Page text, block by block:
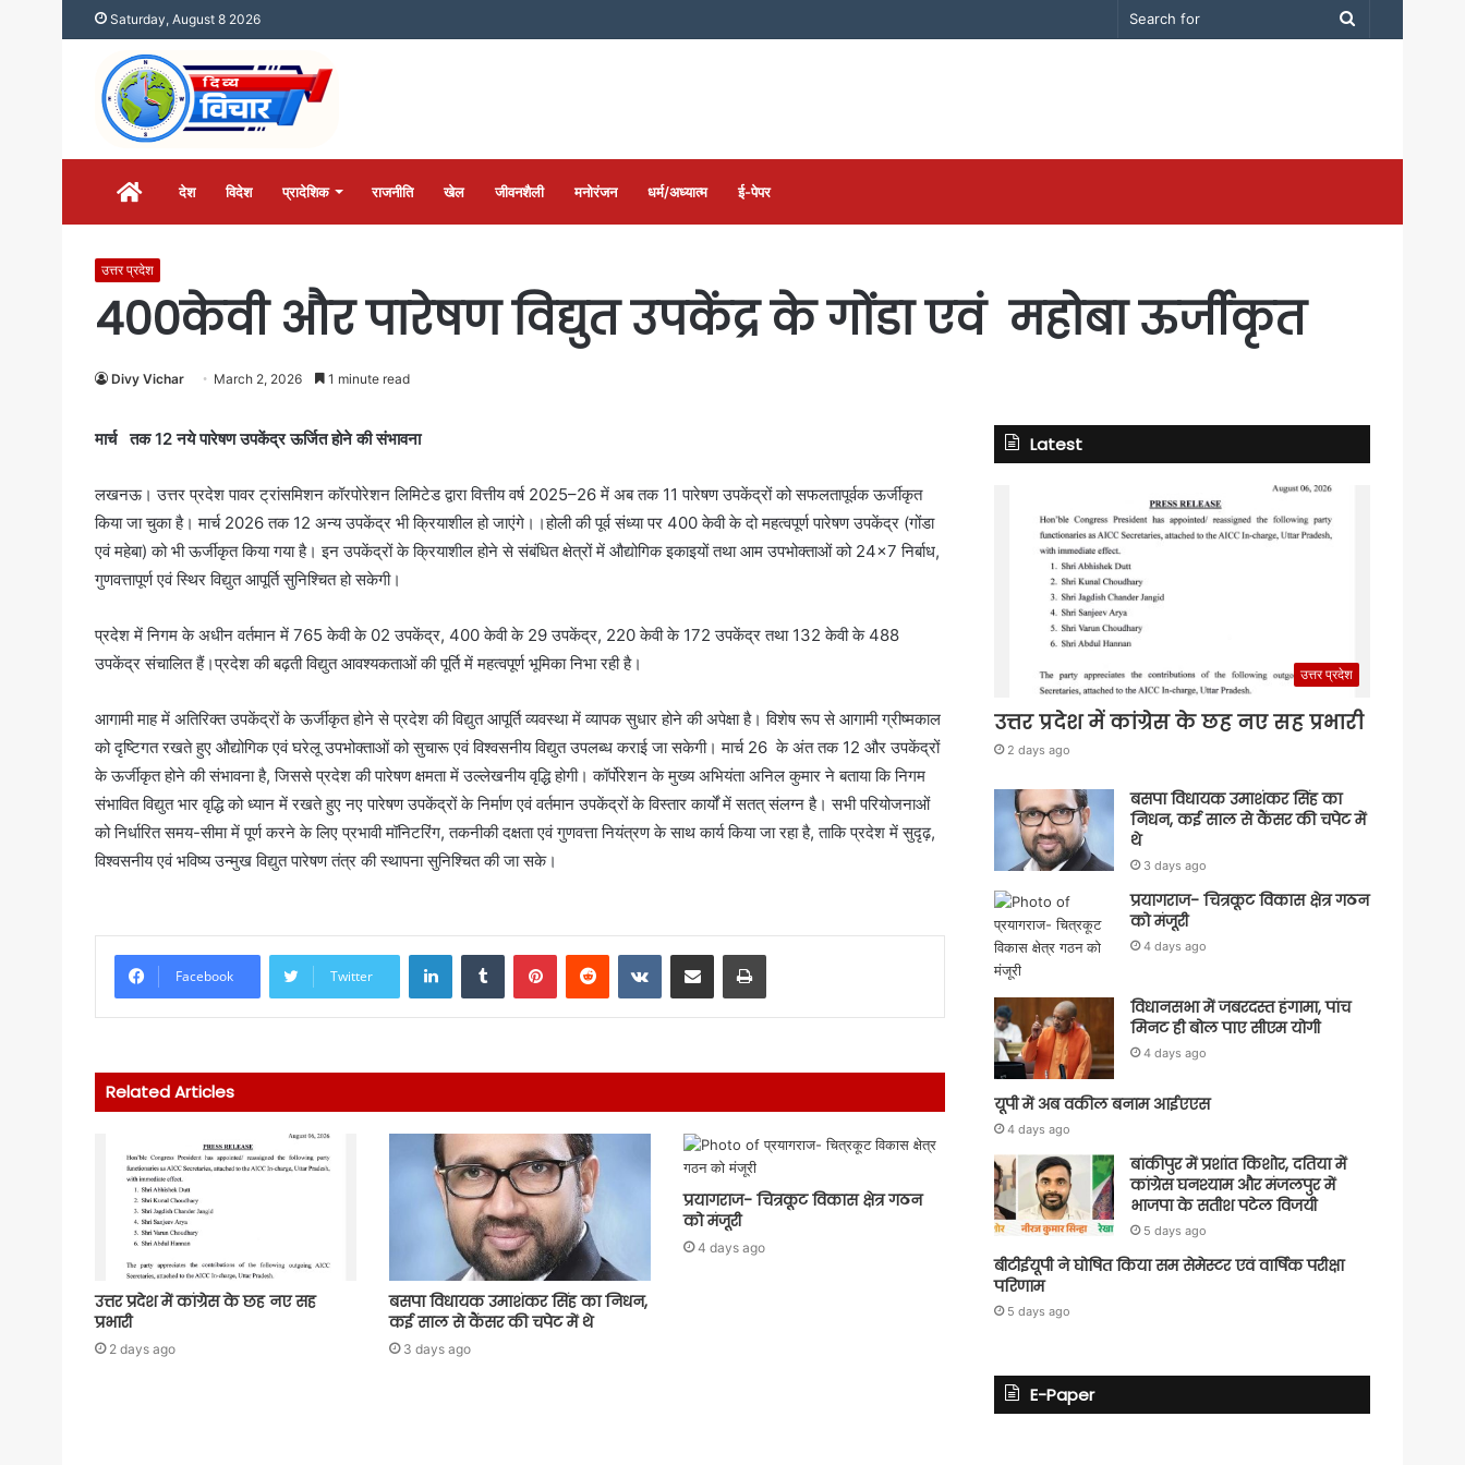
Saturday, August 8 2026
Search
होम देश विदेश प्रादेशिक राजनीति खेल जीवनशैली मनोरंजन धर्म/अध्यात्म ई-पेपर
उत्तर प्रदेश
400केवी और पारेषण विद्युत उपकेंद्र के गोंडा एवं महोबा ऊर्जीकृत
Divy Vichar March 2, 2026 1 minute read
मार्च तक 12 नये पारेषण उपकेंद्र ऊर्जित होने की संभावना
लखनऊ। उत्तर प्रदेश पावर ट्रांसमिशन कॉरपोरेशन लिमिटेड द्वारा वित्तीय वर्ष 2025–26 में अब तक 11 पारेषण उपकेंद्रों को सफलतापूर्वक ऊर्जीकृत
किया जा चुका है। मार्च 2026 तक 12 अन्य उपकेंद्र भी क्रियाशील हो जाएंगे।।होली की पूर्व संध्या पर 400 केवी के दो महत्वपूर्ण पारेषण उपकेंद्र (गोंडा
एवं महेबा) को भी ऊर्जीकृत किया गया है। इन उपकेंद्रों के क्रियाशील होने से संबंधित क्षेत्रों में औद्योगिक इकाइयों तथा आम उपभोक्ताओं को 24×7 निर्बाध,
गुणवत्तापूर्ण एवं स्थिर विद्युत आपूर्ति सुनिश्चित हो सकेगी।
प्रदेश में निगम के अधीन वर्तमान में 765 केवी के 02 उपकेंद्र, 400 केवी के 29 उपकेंद्र, 220 केवी के 172 उपकेंद्र तथा 132 केवी के 488
उपकेंद्र संचालित हैं।प्रदेश की बढ़ती विद्युत आवश्यकताओं की पूर्ति में महत्वपूर्ण भूमिका निभा रही है।
आगामी माह में अतिरिक्त उपकेंद्रों के ऊर्जीकृत होने से प्रदेश की विद्युत आपूर्ति व्यवस्था में व्यापक सुधार होने की अपेक्षा है। विशेष रूप से आगामी ग्रीष्मकाल
को दृष्टिगत रखते हुए औद्योगिक एवं घरेलू उपभोक्ताओं को सुचारू एवं विश्वसनीय विद्युत उपलब्ध कराई जा सकेगी। मार्च 26 के अंत तक 12 और उपकेंद्रों
के ऊर्जीकृत होने की संभावना है, जिससे प्रदेश की पारेषण क्षमता में उल्लेखनीय वृद्धि होगी। कॉर्पोरेशन के मुख्य अभियंता अनिल कुमार ने बताया कि निगम
संभावित विद्युत भार वृद्धि को ध्यान में रखते हुए नए पारेषण उपकेंद्रों के निर्माण एवं वर्तमान उपकेंद्रों के विस्तार कार्यों में सतत् संलग्न है। सभी परियोजनाओं
को निर्धारित समय-सीमा में पूर्ण करने के लिए प्रभावी मॉनिटरिंग, तकनीकी दक्षता एवं गुणवत्ता नियंत्रण के साथ कार्य किया जा रहा है, ताकि प्रदेश में सुदृढ़,
विश्वसनीय एवं भविष्य उन्मुख विद्युत पारेषण तंत्र की स्थापना सुनिश्चित की जा सके।
Facebook Twitter
LinkedInTumblr PinterestReddit VKontakteShare via Email Print
Related Articles
उत्तर प्रदेश में कांग्रेस के छह नए सह
प्रभारी
2 days ago
बसपा विधायक उमाशंकर सिंह का निधन,
कई साल से कैंसर की चपेट में थे
3 days ago
प्रयागराज- चित्रकूट विकास क्षेत्र गठन
को मंजूरी
4 days ago
Latest
उत्तर प्रदेश
उत्तर प्रदेश में कांग्रेस के छह नए सह प्रभारी
2 days ago
बसपा विधायक उमाशंकर सिंह का
निधन, कई साल से कैंसर की चपेट में
थे
3 days ago
प्रयागराज- चित्रकूट विकास क्षेत्र गठन
को मंजूरी
4 days ago
विधानसभा में जबरदस्त हंगामा, पांच
मिनट ही बोल पाए सीएम योगी
4 days ago
यूपी में अब वकील बनाम आईएएस
4 days ago
बांकीपुर में प्रशांत किशोर, दतिया में
कांग्रेस घनश्याम और मंजलपुर में
भाजपा के सतीश पटेल विजयी
5 days ago
बीटीईयूपी ने घोषित किया सम सेमेस्टर एवं वार्षिक परीक्षा
परिणाम
5 days ago
E-Paper